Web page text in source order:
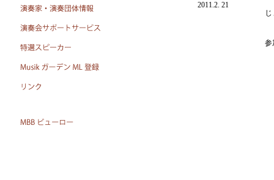
2011.2. 21
参